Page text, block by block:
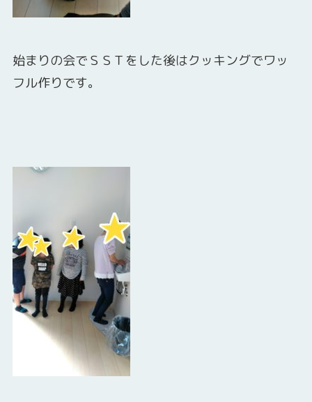
始まりの会でＳＳＴをした後はクッキングでワッ
フル作りです。